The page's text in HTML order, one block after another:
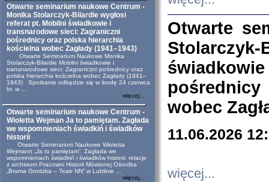
Otwarte seminarium naukowe Centrum -
Monika Stolarczyk-Bilardie wygłosi
referat pt. Mobilni świadkowie i
transnarodowe sieci: Zagraniczni
pośrednicy oraz polska hierarchia
kościelna wobec Zagłady (1941–1943)
Otwarte Seminarium Naukowe Monika
Stolarczyk-Bilardie Mobilni świadkowie i
transnarodowe sieci: Zagraniczni pośrednicy oraz
polska hierarchia kościelna wobec Zagłady (1941–
1943) Spotkanie odbędzie się w środę 24 czerwca
br. w ...
więcej...
Otwarte seminarium naukowe Centrum -
Wioletta Wejman Ja to pamiętam. Zagłada
we wspomnieniach świadkiń i świadków
historii
Otwarte Seminarium Naukowe Wioletta
Wejmann „Ja to pamiętam”. Zagłada we
wspomnieniach świadkiń i świadków historii: relacje
z archiwum Pracowni Historii Mówionej Ośrodka
„Brama Grodzka – Teatr NN” w Lublinie ...
więcej...
Otwarte
wobec
11.06.2026
więcej...